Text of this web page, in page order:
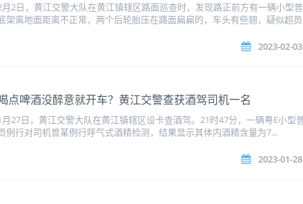
月2日，黄江交警大队在黄江镇辖区路面巡查时，发现路正前方有一辆小型
架离地面距离不正常，两个后轮胎压在路面扁扁的，车头有些翘，疑似超
2023-02-
点啤酒没醉意就开车？黄江交警查获酒驾司机一名
月27日，黄江交警大队在黄江镇辖区设卡查酒驾。21时47分，一辆粤E小型
例行对司机曾某例行呼气式酒精检测，结果显示其体内酒精含量为7...
2023-01-